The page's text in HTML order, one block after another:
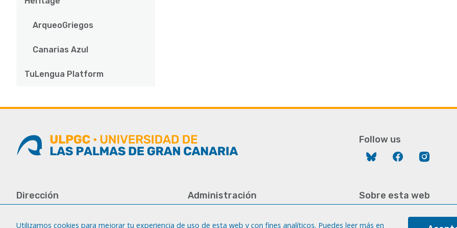
ArqueoGriegos
Canarias Azul
TuLengua Platform
Follow us
Bluesky Facebook
Dirección
Canaria
Administración
Fax: +34 928 451 701
Sobre esta web
Utilizamos cookies para mejorar tu experiencia de uso de esta web y con fines analíticos. Puedes leer más en